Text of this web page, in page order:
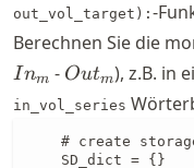
out_vol_target): -
Berechnen Sie die
Inm - Out_{m}
Outm), z.B. in
in_vol_series
# create
    SD_dict = {}